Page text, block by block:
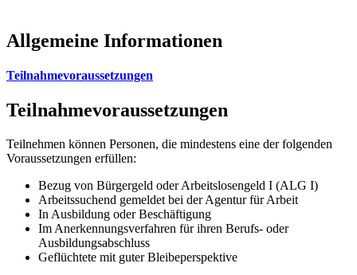
Allgemeine Informationen
Teilnahmevoraussetzungen
Teilnahmevoraussetzungen
Teilnehmen können Personen, die mindestens eine der folgenden
Voraussetzungen erfüllen:
Bezug von Bürgergeld oder Arbeitslosengeld I (ALG I)
Arbeitssuchend gemeldet bei der Agentur für Arbeit
In Ausbildung oder Beschäftigung
Im Anerkennungsverfahren für ihren Berufs- oder
Ausbildungsabschluss
Geflüchtete mit guter Bleibeperspektive